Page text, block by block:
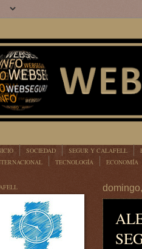
SOCIEDAD SEGUR Y CALAFELL
TECNOLOGÍA ECONOMÍA